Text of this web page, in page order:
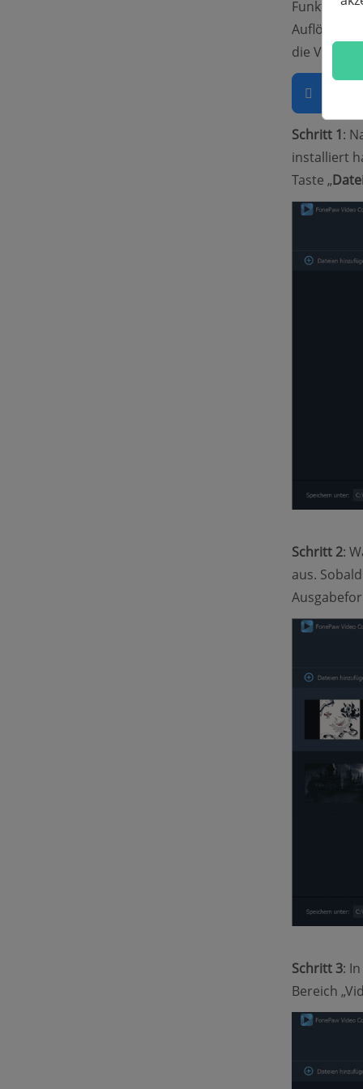
Auflösung
die
Schritt 1:
installiert
Taste „
Schritt 2:
aus.
Schritt 3:
Bereich